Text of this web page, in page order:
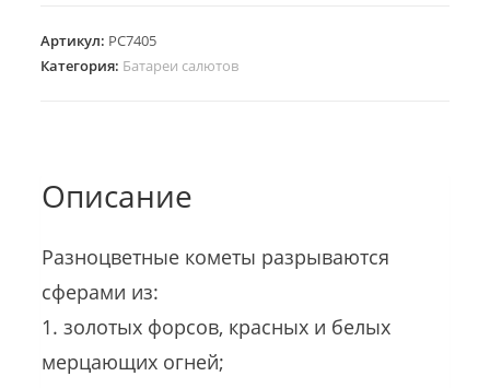
Артикул: РС7405
Категория: Батареи салютов
Описание
Разноцветные кометы разрываются
сферами из:
1. золотых форсов, красных и белых
мерцающих огней;